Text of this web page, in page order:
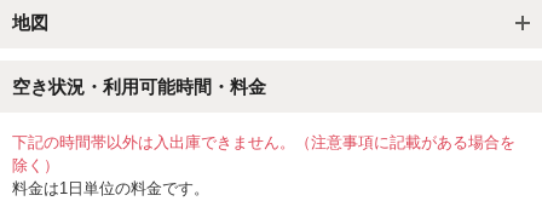
地図
空き状況・利用可能時間・料金
下記の時間帯以外は入出庫できません。（注意事項に記載がある場合を
除く）
料金は1日単位の料金です。